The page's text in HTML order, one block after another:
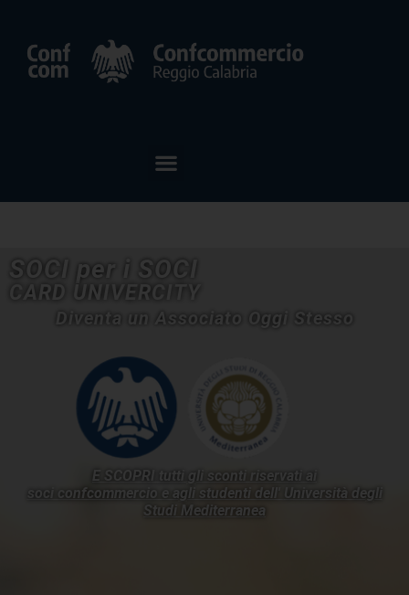
SOCI per i SOCI
CARD UNIVERCITY
Diventa un Associato Oggi Stesso
E SCOPRI tutti gli sconti riservati ai
soci confcommercio e agli studenti dell'
Università degli
Studi Mediterranea